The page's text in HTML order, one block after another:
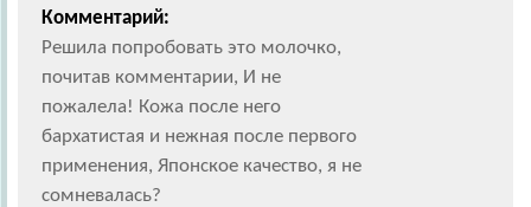
Комментарий:
Решила попробовать это молочко,
почитав комментарии, И не
пожалела! Кожа после него
бархатистая и нежная после первого
применения, Японское качество, я не
сомневалась?